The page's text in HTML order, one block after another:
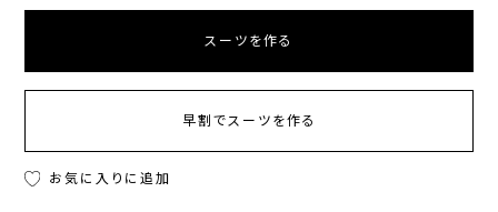
スーツを作る
早割でスーツを作る
お気に入りに追加